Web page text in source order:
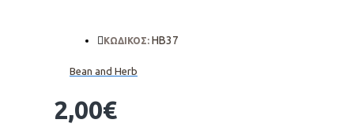
2,00€
ΚΩΔΙΚΟΣ: HΒ37
Bean and Herb